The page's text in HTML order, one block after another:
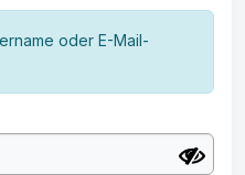
oder E-Mail-